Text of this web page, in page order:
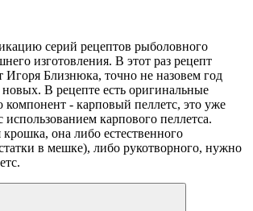
серий рецептов рыболовного
изготовления. В этот раз рецепт
Игоря Близнюка, точно не назовем год
новых. В рецепте есть оригинальные
- карповый пеллетс, это уже
использованием карпового пеллетса.
она либо естественного
в мешке), либо рукотворного, нужно